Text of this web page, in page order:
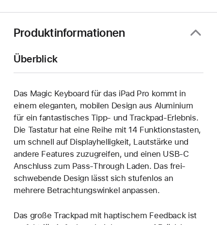
Produktinformationen
Überblick
Das Magic Keyboard für das iPad Pro kommt in
einem eleganten, mobilen Design aus Aluminium
für ein fantastisches Tipp‑ und Trackpad-Erlebnis.
Die Tastatur hat eine Reihe mit 14 Funktions­tasten,
um schnell auf Display­helligkeit, Lautstärke und
andere Features zuzugreifen, und einen USB‑C
Anschluss zum Pass‑Through Laden. Das frei­
schwebende Design lässt sich stufenlos an
mehrere Betrach­tungs­winkel anpassen.
Das große Trackpad mit haptischem Feedback ist